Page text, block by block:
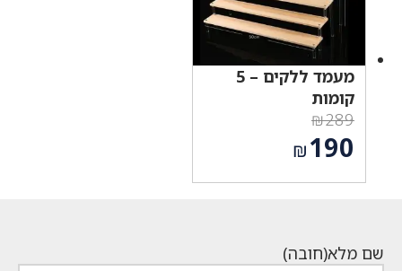
מעמד ללקים – 5
קומות
₪289
המחיר
המקורי
היה:
₪190
שם מלא(חובה)